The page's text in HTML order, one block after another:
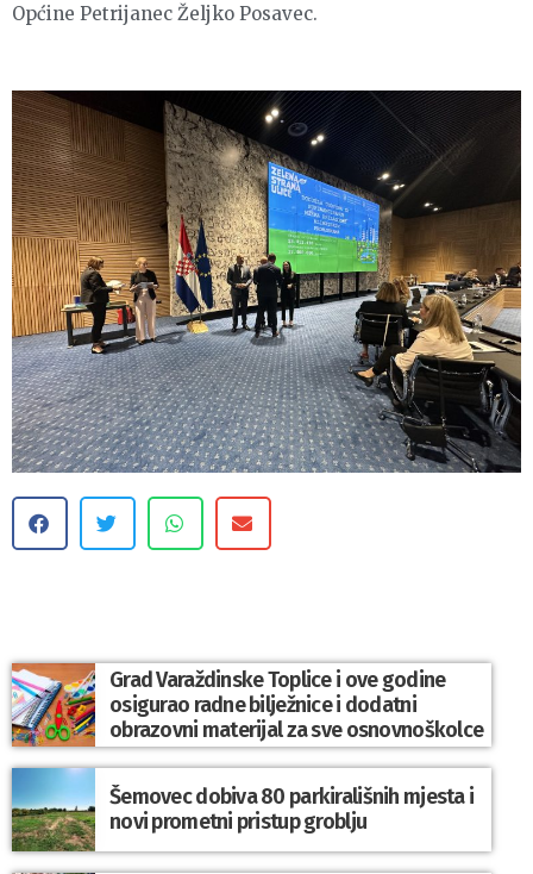
Općine Petrijanec Željko Posavec.
Grad Varaždinske Toplice i ove godine
osigurao radne bilježnice i dodatni
obrazovni materijal za sve osnovnoškolce
Šemovec dobiva 80 parkirališnih mjesta i
novi prometni pristup groblju